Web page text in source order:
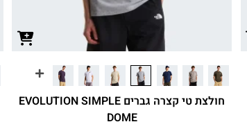
חולצת טי קצרה גברים EVOLUTION SIMPLE
DOME